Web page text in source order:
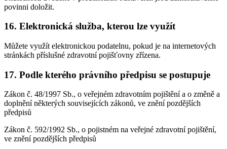
povinni doložit.
16. Elektronická služba, kterou lze využít
Můžete využít elektronickou podatelnu, pokud je na internetových
stránkách příslušné zdravotní pojišťovny zřízena.
17. Podle kterého právního předpisu se postupuje
Zákon č. 48/1997 Sb., o veřejném zdravotním pojištění a o změně a
doplnění některých souvisejících zákonů, ve znění pozdějších
předpisů
Zákon č. 592/1992 Sb., o pojistném na veřejné zdravotní pojištění,
ve znění pozdějších předpisů